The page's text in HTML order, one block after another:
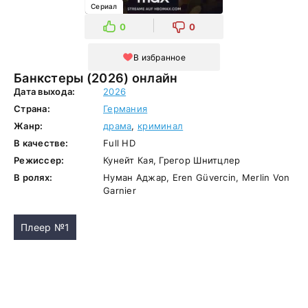
Банкстеры (2026) онлайн
Сериал
0 0
В избранное
Дата выхода:
2026
Страна:
Германия
Жанр:
драма, криминал
В качестве:
Full HD
Режиссер:
Кунейт Кая, Грегор Шнитцлер
В ролях:
Нуман Аджар, Eren Güvercin, Merlin Von
Garnier
Плеер №1